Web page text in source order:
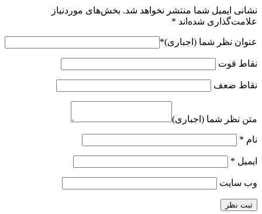
نشانی ایمیل شما منتشر نخواهد شد. بخش‌های موردنیاز
علامت‌گذاری شده‌اند *
عنوان نظر شما (اجباری)*
نقاط قوت
نقاط ضعف
متن نظر شما (اجباری)
نام *
ایمیل *
وب‌ سایت